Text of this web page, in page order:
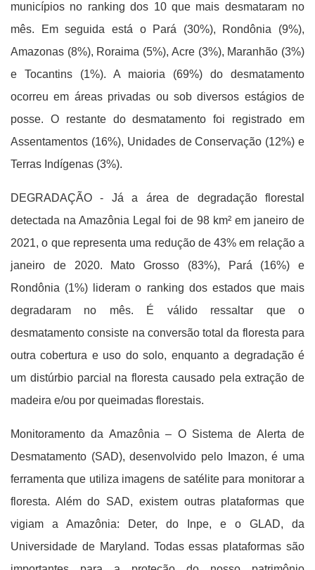
municípios no ranking dos 10 que mais desmataram no
mês. Em seguida está o Pará (30%), Rondônia (9%),
Amazonas (8%), Roraima (5%), Acre (3%), Maranhão (3%)
e Tocantins (1%). A maioria (69%) do desmatamento
ocorreu em áreas privadas ou sob diversos estágios de
posse. O restante do desmatamento foi registrado em
Assentamentos (16%), Unidades de Conservação (12%) e
Terras Indígenas (3%).
DEGRADAÇÃO - Já a área de degradação florestal
detectada na Amazônia Legal foi de 98 km² em janeiro de
2021, o que representa uma redução de 43% em relação a
janeiro de 2020. Mato Grosso (83%), Pará (16%) e
Rondônia (1%) lideram o ranking dos estados que mais
degradaram no mês. É válido ressaltar que o
desmatamento consiste na conversão total da floresta para
outra cobertura e uso do solo, enquanto a degradação é
um distúrbio parcial na floresta causado pela extração de
madeira e/ou por queimadas florestais.
Monitoramento da Amazônia – O Sistema de Alerta de
Desmatamento (SAD), desenvolvido pelo Imazon, é uma
ferramenta que utiliza imagens de satélite para monitorar a
floresta. Além do SAD, existem outras plataformas que
vigiam a Amazônia: Deter, do Inpe, e o GLAD, da
Universidade de Maryland. Todas essas plataformas são